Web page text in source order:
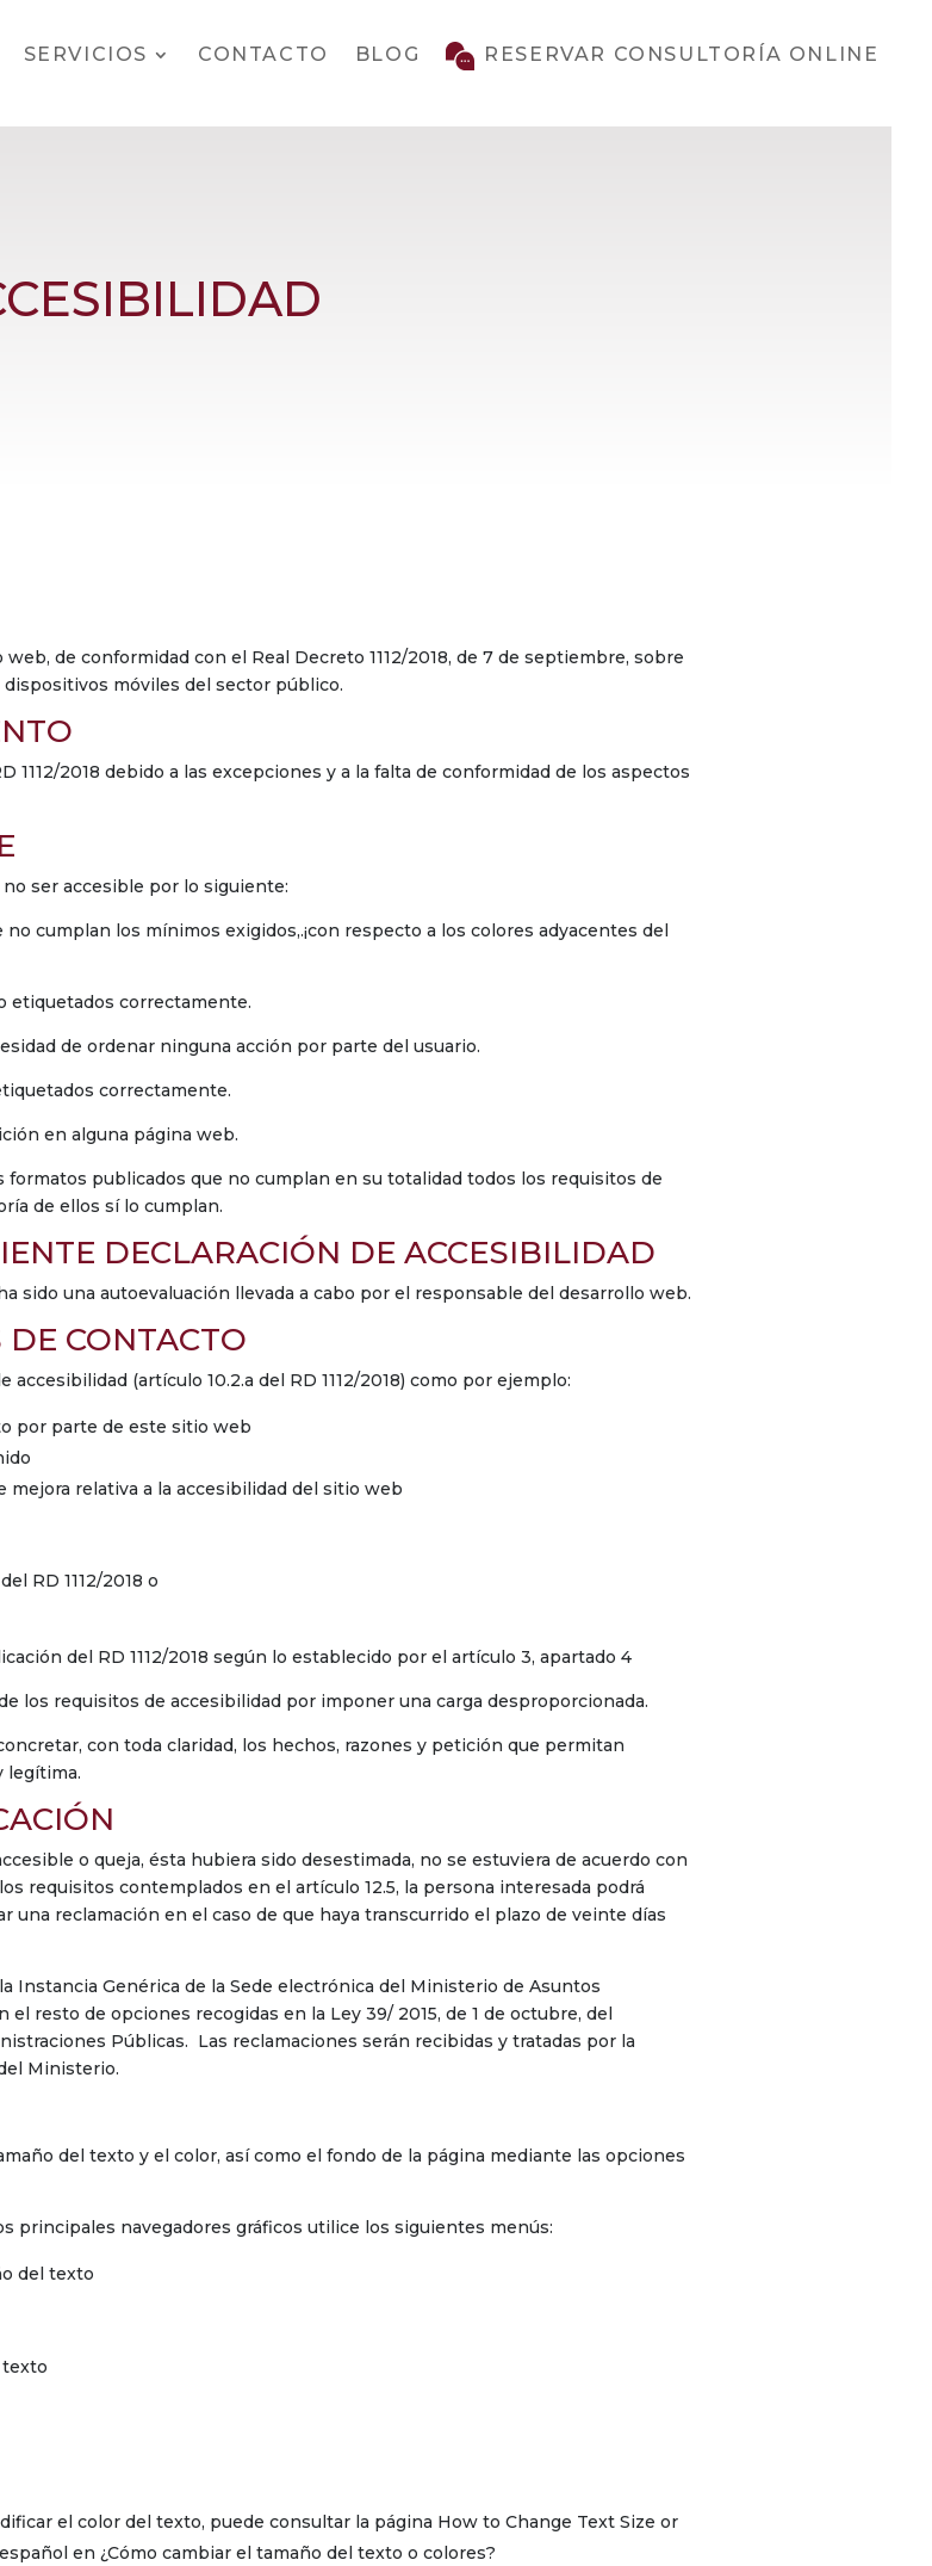
SERVICIOS CONTACTO BLOG RESERVAR CONSULTORÍA ONLINE
de conformidad con el Real Decreto 1112/2018, de 7 de septiembre, sobre
móviles del sector público.
2018 debido a las excepciones y a la falta de conformidad de los aspectos
ser accesible por lo siguiente:
cumplan los mínimos exigidos,.¡con respecto a los colores adyacentes del
etiquetados correctamente.
de ordenar ninguna acción por parte del usuario.
correctamente.
en alguna página web.
publicados que no cumplan en su totalidad todos los requisitos de
de ellos sí lo cumplan.
DECLARACIÓN DE ACCESIBILIDAD
sido una autoevaluación llevada a cabo por el responsable del desarrollo web.
CONTACTO
(artículo 10.2.a del RD 1112/2018) como por ejemplo:
por parte de este sitio web
relativa a la accesibilidad del sitio web
RD 1112/2018 o
del RD 1112/2018 según lo establecido por el artículo 3, apartado 4
los requisitos de accesibilidad por imponer una carga desproporcionada.
con toda claridad, los hechos, razones y petición que permitan
legítima.
o queja, ésta hubiera sido desestimada, no se estuviera de acuerdo con
requisitos contemplados en el artículo 12.5, la persona interesada podrá
una reclamación en el caso de que haya transcurrido el plazo de veinte días
Instancia Genérica de la Sede electrónica del Ministerio de Asuntos
resto de opciones recogidas en la Ley 39/ 2015, de 1 de octubre, del
Públicas. Las reclamaciones serán recibidas y tratadas por la
Ministerio.
del texto y el color, así como el fondo de la página mediante las opciones
principales navegadores gráficos utilice los siguientes menús:
del texto
texto
el color del texto, puede consultar la página How to Change Text Size or
en ¿Cómo cambiar el tamaño del texto o colores?